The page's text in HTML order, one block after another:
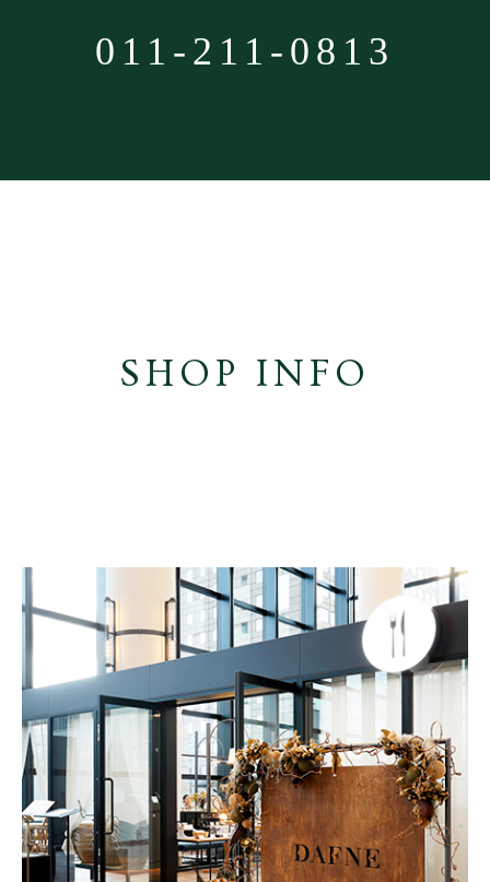
011-211-0813
SHOP INFO